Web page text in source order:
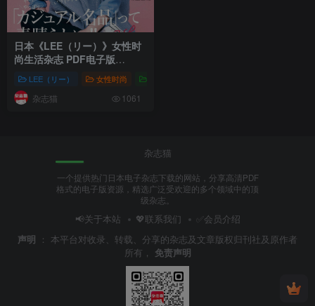
日本《LEE（リー）》女性时
尚生活杂志 PDF电子版
【2024年·全年订阅】
LEE（リー） 女性时尚
杂志猫 1061
杂志猫
一个提供热门日本电子杂志下载的网站，分享高清PDF
格式的电子版资源，精选广泛受欢迎的多个领域中的顶
级杂志。
📢关于本站 💖联系我们
✅会员介绍
声明 ： 本平台对收录、转载、分享的杂志及文章版权归刊社及原作者
所有， 免责声明